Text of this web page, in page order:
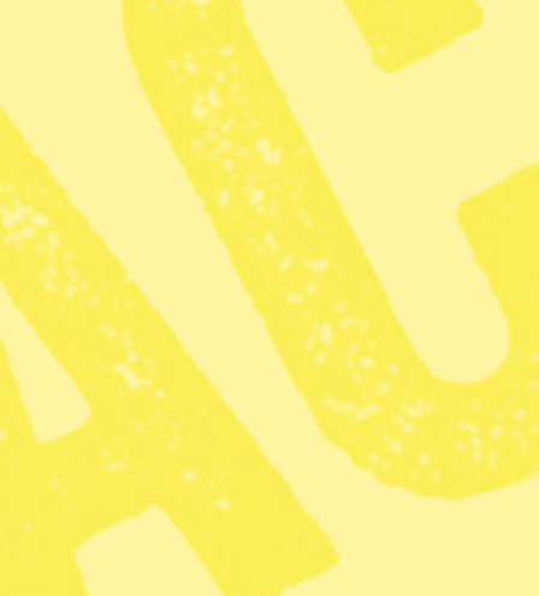
Hanna Westerlund
Reporter
– Förutom att studenterna får en bättre förståelse för hur
hus är konstruerade i verkligheten är syftet med
studentprojektet att få upp ögonen för den resurs vi idag
spolar ut i toaletten. Den mängd fosfor som behövs för att
odla min mat varje år är inte mer än den jag kissar ut.
Ändå bryter vi fosfor världen över för att göda våra åkrar
och som till slut hamnar i ett övergött Östersjön, säger
Martin Öhman, en av två ansvariga lärare på KTH.
De sex utedassen, som inte är vattenanslutna, kommer att
tömmas med en sugbil.
– Vi har anpassat oss till Stockholms naturreservats
lösningar för omhändertagande av råvaran, säger Martin
Öhman.